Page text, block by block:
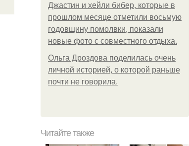
Джастин и хейли бибер, которые в
прошлом месяце отметили восьмую
годовщину помолвки, показали
новые фото с совместного отдыха.
Ольга Дроздова поделилась очень
личной историей, о которой раньше
почти не говорила.
Читайте также